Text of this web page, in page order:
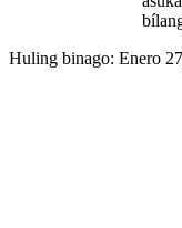
Huling binago: Enero